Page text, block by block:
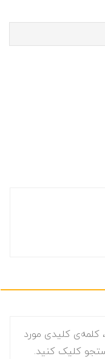
کلیدی مورد
کلیک کنید.